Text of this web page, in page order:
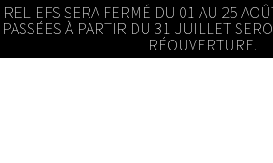
RELIEFS SERA FERMÉ DU 01 AU 25
PASSÉES À PARTIR DU 31 JUILLET
RÉOUVERTURE.